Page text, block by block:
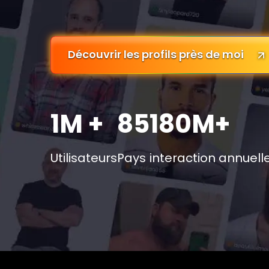
Découvrir les profils près de moi
1M +
Utilisateurs
85
Pays
180M+
interaction